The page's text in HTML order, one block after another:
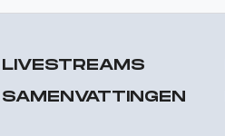
LIVESTREAMS
SAMENVATTINGEN